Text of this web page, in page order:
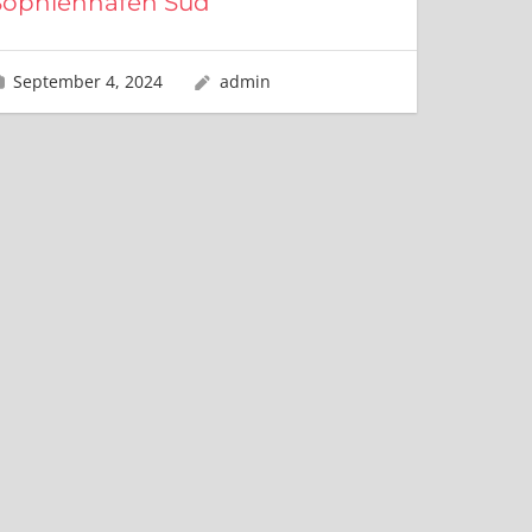
September 4, 2024 admin